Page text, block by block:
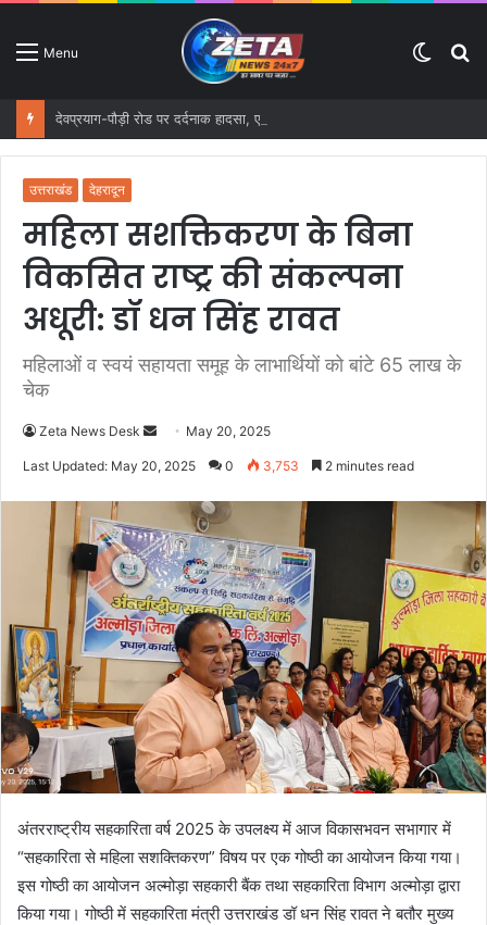
Menu
Switch
उत्तराखंड देहरादून
महिला सशक्तिकरण के बिना
विकसित राष्ट्र की संकल्पना
अधूरी: डॉ धन सिंह रावत
महिलाओं व स्वयं सहायता समूह के लाभार्थियों को बांटे 65 लाख के
चेक
Zeta News Desk
a
n
e
m
a
i
l
May 20, 2025
Last Updated: May 20, 2025 0 3,753 2 minutes read
अंतरराष्ट्रीय सहकारिता वर्ष 2025 के उपलक्ष्य में आज विकासभवन सभागार में
“सहकारिता से महिला सशक्तिकरण” विषय पर एक गोष्ठी का आयोजन किया गया।
इस गोष्ठी का आयोजन अल्मोड़ा सहकारी बैंक तथा सहकारिता विभाग अल्मोड़ा द्वारा
किया गया। गोष्ठी में सहकारिता मंत्री उत्तराखंड डॉ धन सिंह रावत ने बतौर मुख्य